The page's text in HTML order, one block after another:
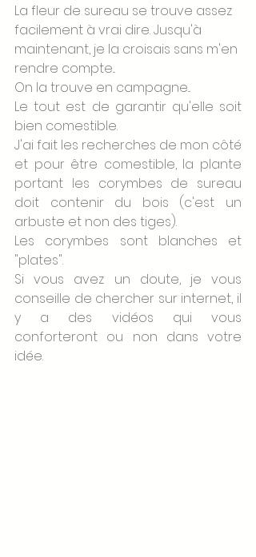
La fleur de sureau se trouve assez
facilement à vrai dire. Jusqu'à
maintenant, je la croisais sans m'en
rendre compte...
On la trouve en campagne...
Le tout est de garantir qu'elle soit
bien comestible.
J'ai fait les recherches de mon côté
et pour être comestible, la plante
portant les corymbes de sureau
doit contenir du bois (c'est un
arbuste et non des tiges).
Les corymbes sont blanches et
"plates".
Si vous avez un doute, je vous
conseille de chercher sur internet, il
y a des vidéos qui vous
conforteront ou non dans votre
idée.